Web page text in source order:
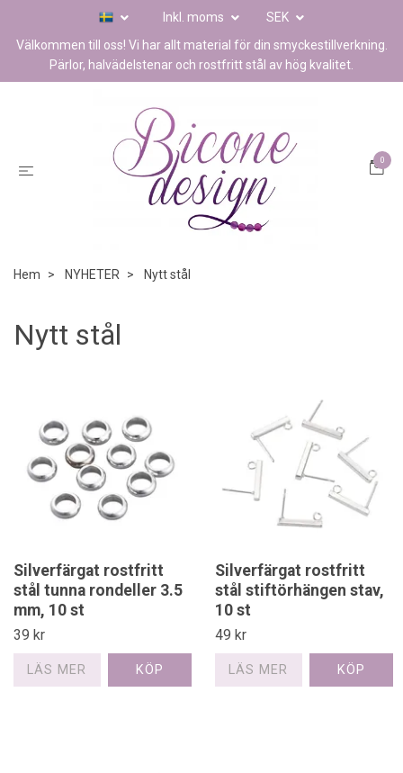
Inkl. moms
SEK
Välkommen till oss! Vi har allt material för din smyckestillverkning.
Pärlor, halvädelstenar och rostfritt stål av hög kvalitet.
0
Hem NYHETER Nytt stål
Nytt stål
Silverfärgat rostfritt
stål tunna rondeller 3.5
mm, 10 st
39 kr
LÄS MER
Silverfärgat rostfritt
stål stiftörhängen stav,
10 st
49 kr
LÄS MER